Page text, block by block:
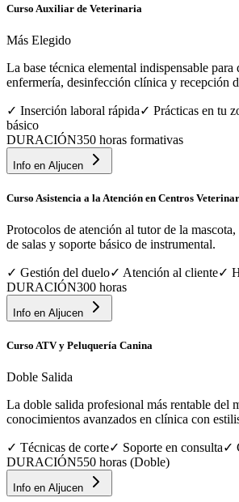
Curso Auxiliar de Veterinaria
Más Elegido
La base técnica elemental indispensable para
enfermería, desinfección clínica y recepción
✓ Inserción laboral rápida✓ Prácticas en tu
básico
DURACIÓN350 horas formativas
Info en Aljucen
Curso Asistencia a la Atención en Centros
Protocolos de atención al tutor de la
de salas y soporte básico de instrumental.
✓ Gestión del duelo✓ Atención al cliente✓
DURACIÓN300 horas
Info en Aljucen
Curso ATV y Peluquería Canina
Doble Salida
La doble salida profesional más rentable del
conocimientos avanzados en clínica con
✓ Técnicas de corte✓ Soporte en consulta✓
DURACIÓN550 horas (Doble)
Info en Aljucen